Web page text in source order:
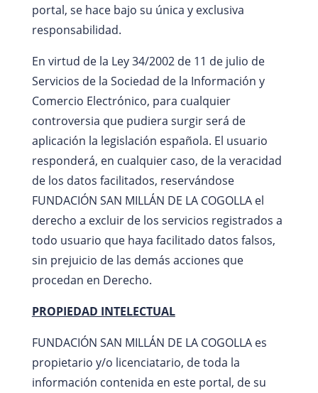
portal, se hace bajo su única y exclusiva
responsabilidad.
En virtud de la Ley 34/2002 de 11 de julio de
Servicios de la Sociedad de la Información y
Comercio Electrónico, para cualquier
controversia que pudiera surgir será de
aplicación la legislación española. El usuario
responderá, en cualquier caso, de la veracidad
de los datos facilitados, reservándose
FUNDACIÓN SAN MILLÁN DE LA COGOLLA el
derecho a excluir de los servicios registrados a
todo usuario que haya facilitado datos falsos,
sin prejuicio de las demás acciones que
procedan en Derecho.
PROPIEDAD INTELECTUAL
FUNDACIÓN SAN MILLÁN DE LA COGOLLA es
propietario y/o licenciatario, de toda la
información contenida en este portal, de su